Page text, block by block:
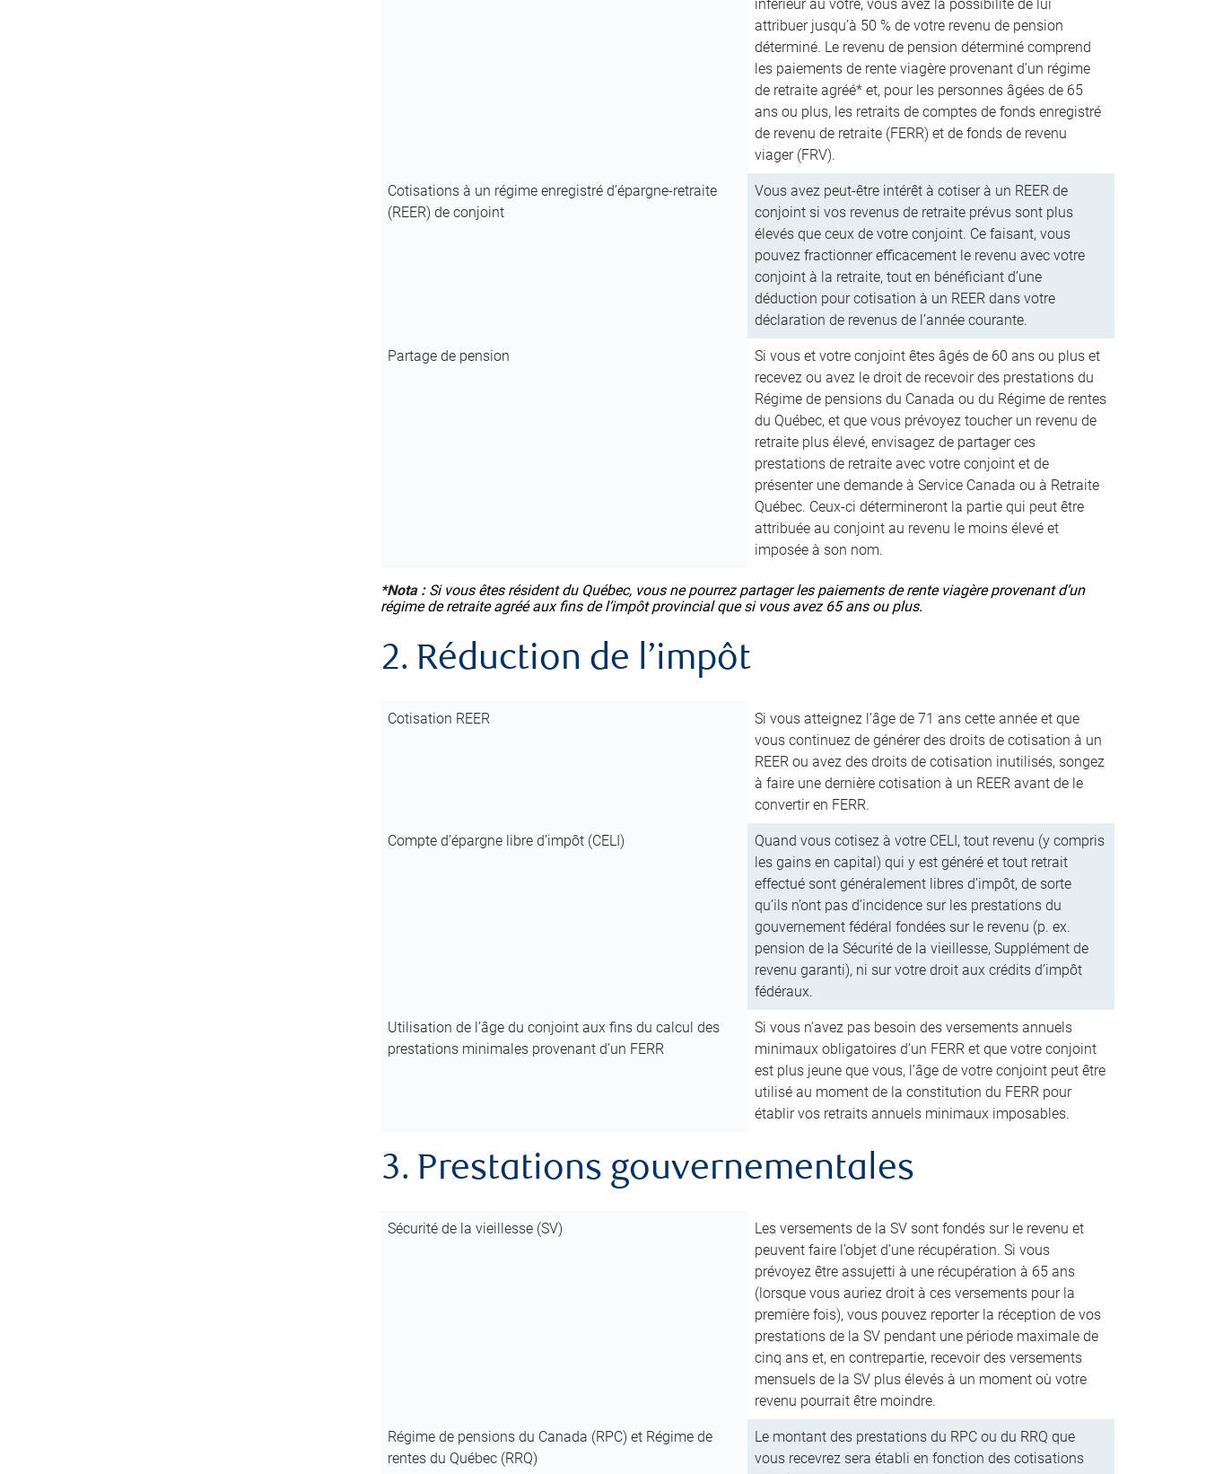
inférieur au vôtre, vous avez la possibilité de lui
attribuer jusqu’à 50 % de votre revenu de pension
déterminé. Le revenu de pension déterminé comprend
les paiements de rente viagère provenant d’un régime
de retraite agréé* et, pour les personnes âgées de 65
ans ou plus, les retraits de comptes de fonds enregistré
de revenu de retraite (FERR) et de fonds de revenu
viager (FRV).
Cotisations à un régime enregistré d’épargne-retraite
(REER) de conjoint
Vous avez peut-être intérêt à cotiser à un REER de
conjoint si vos revenus de retraite prévus sont plus
élevés que ceux de votre conjoint. Ce faisant, vous
pouvez fractionner efficacement le revenu avec votre
conjoint à la retraite, tout en bénéficiant d’une
déduction pour cotisation à un REER dans votre
déclaration de revenus de l’année courante.
Partage de pension
Si vous et votre conjoint êtes âgés de 60 ans ou plus et
recevez ou avez le droit de recevoir des prestations du
Régime de pensions du Canada ou du Régime de rentes
du Québec, et que vous prévoyez toucher un revenu de
retraite plus élevé, envisagez de partager ces
prestations de retraite avec votre conjoint et de
présenter une demande à Service Canada ou à Retraite
Québec. Ceux-ci détermineront la partie qui peut être
attribuée au conjoint au revenu le moins élevé et
imposée à son nom.
*Nota :Si vous êtes résident du Québec, vous ne pourrez partager les paiements de rente viagère provenant d’un
régime de retraite agréé aux fins de l’impôt provincial que si vous avez 65 ans ou plus.
2. Réduction de l’impôt
Cotisation REER
Si vous atteignez l’âge de 71 ans cette année et que
vous continuez de générer des droits de cotisation à un
REER ou avez des droits de cotisation inutilisés, songez
à faire une dernière cotisation à un REER avant de le
convertir en FERR.
Compte d’épargne libre d’impôt (CELI)
Quand vous cotisez à votre CELI, tout revenu (y compris
les gains en capital) qui y est généré et tout retrait
effectué sont généralement libres d’impôt, de sorte
qu’ils n’ont pas d’incidence sur les prestations du
gouvernement fédéral fondées sur le revenu (p. ex.
pension de la Sécurité de la vieillesse, Supplément de
revenu garanti), ni sur votre droit aux crédits d’impôt
fédéraux.
Utilisation de l’âge du conjoint aux fins du calcul des
prestations minimales provenant d’un FERR
Si vous n’avez pas besoin des versements annuels
minimaux obligatoires d’un FERR et que votre conjoint
est plus jeune que vous, l’âge de votre conjoint peut être
utilisé au moment de la constitution du FERR pour
établir vos retraits annuels minimaux imposables.
3. Prestations gouvernementales
Sécurité de la vieillesse (SV)
Les versements de la SV sont fondés sur le revenu et
peuvent faire l’objet d’une récupération. Si vous
prévoyez être assujetti à une récupération à 65 ans
(lorsque vous auriez droit à ces versements pour la
première fois), vous pouvez reporter la réception de vos
prestations de la SV pendant une période maximale de
cinq ans et, en contrepartie, recevoir des versements
mensuels de la SV plus élevés à un moment où votre
revenu pourrait être moindre.
Régime de pensions du Canada (RPC) et Régime de
rentes du Québec (RRQ)
Le montant des prestations du RPC ou du RRQ que
vous recevrez sera établi en fonction des cotisations